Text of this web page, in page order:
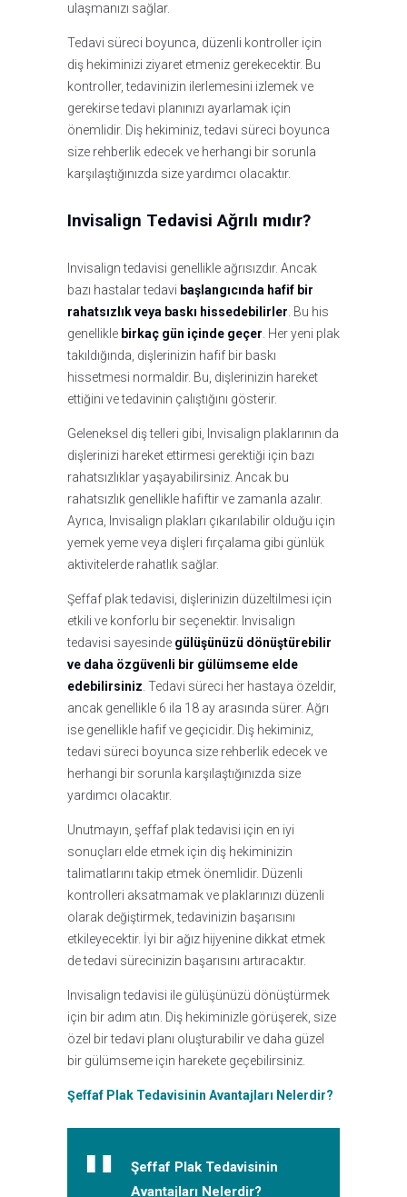
ulaşmanızı sağlar.
Tedavi süreci boyunca, düzenli kontroller için
diş hekiminizi ziyaret etmeniz gerekecektir. Bu
kontroller, tedavinizin ilerlemesini izlemek ve
gerekirse tedavi planınızı ayarlamak için
önemlidir. Diş hekiminiz, tedavi süreci boyunca
size rehberlik edecek ve herhangi bir sorunla
karşılaştığınızda size yardımcı olacaktır.
Invisalign Tedavisi Ağrılı mıdır?
Invisalign tedavisi genellikle ağrısızdır. Ancak
bazı hastalar tedavi başlangıcında hafif bir
rahatsızlık veya baskı hissedebilirler . Bu his
genellikle birkaç gün içinde geçer . Her yeni plak
takıldığında, dişlerinizin hafif bir baskı
hissetmesi normaldir. Bu, dişlerinizin hareket
ettiğini ve tedavinin çalıştığını gösterir.
Geleneksel diş telleri gibi, Invisalign plaklarının da
dişlerinizi hareket ettirmesi gerektiği için bazı
rahatsızlıklar yaşayabilirsiniz. Ancak bu
rahatsızlık genellikle hafiftir ve zamanla azalır.
Ayrıca, Invisalign plakları çıkarılabilir olduğu için
yemek yeme veya dişleri fırçalama gibi günlük
aktivitelerde rahatlık sağlar.
Şeffaf plak tedavisi, dişlerinizin düzeltilmesi için
etkili ve konforlu bir seçenektir. Invisalign
tedavisi sayesinde gülüşünüzü dönüştürebilir
ve daha özgüvenli bir gülümseme elde
edebilirsiniz . Tedavi süreci her hastaya özeldir,
ancak genellikle 6 ila 18 ay arasında sürer. Ağrı
ise genellikle hafif ve geçicidir. Diş hekiminiz,
tedavi süreci boyunca size rehberlik edecek ve
herhangi bir sorunla karşılaştığınızda size
yardımcı olacaktır.
Unutmayın, şeffaf plak tedavisi için en iyi
sonuçları elde etmek için diş hekiminizin
talimatlarını takip etmek önemlidir. Düzenli
kontrolleri aksatmamak ve plaklarınızı düzenli
olarak değiştirmek, tedavinizin başarısını
etkileyecektir. İyi bir ağız hijyenine dikkat etmek
de tedavi sürecinizin başarısını artıracaktır.
Invisalign tedavisi ile gülüşünüzü dönüştürmek
için bir adım atın. Diş hekiminizle görüşerek, size
özel bir tedavi planı oluşturabilir ve daha güzel
bir gülümseme için harekete geçebilirsiniz.
Şeffaf Plak Tedavisinin Avantajları Nelerdir?
Şeffaf Plak Tedavisinin
Avantajları Nelerdir?